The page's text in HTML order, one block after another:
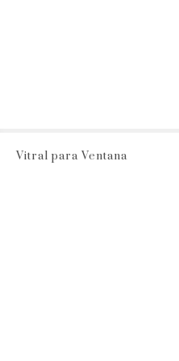
Vitral para Ventana